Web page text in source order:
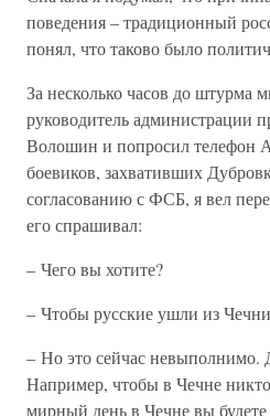
поведения – традиционный
понял, что таково было
За несколько часов до штурма
руководитель администрации
Волошин и попросил телефон
боевиков, захвативших
согласованию с ФСБ, я вел
его спрашивал:
– Чего вы хотите?
– Чтобы русские ушли из
– Но это сейчас невыполнимо.
Например, чтобы в Чечне
мирный день в Чечне вы